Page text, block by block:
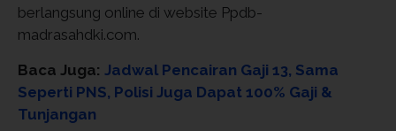
berlangsung online di website Ppdb-
madrasahdki.com.
Baca Juga: Jadwal Pencairan Gaji 13, Sama
Seperti PNS, Polisi Juga Dapat 100% Gaji &
Tunjangan